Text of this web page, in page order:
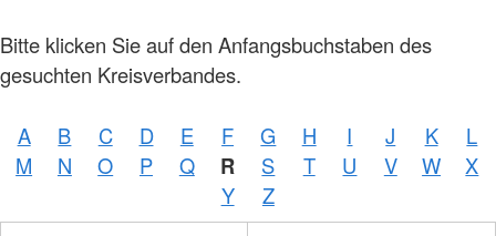
Bitte klicken Sie auf den Anfangsbuchstaben des
gesuchten Kreisverbandes.
A B C D E F G H I J K
L
M
N O P Q R S T U V W
X
Y
Z
Foto:
DRKS